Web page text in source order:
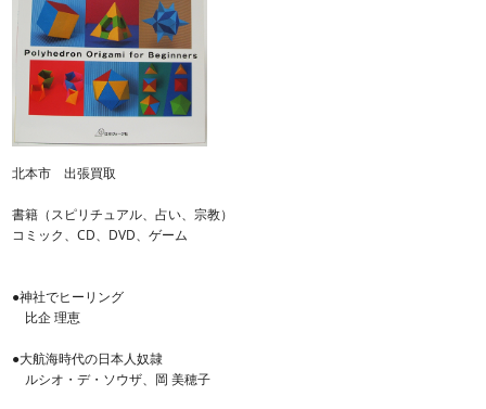
北本市 出張買取
書籍（スピリチュアル、占い、宗教）
コミック、CD、DVD、ゲーム
●神社でヒーリング
比企 理恵
●大航海時代の日本人奴隷
ルシオ・デ・ソウザ、岡 美穂子